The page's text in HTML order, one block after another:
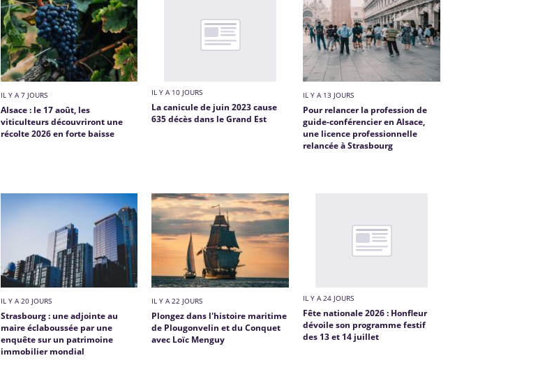
IL Y A 7 JOURS
Alsace : le 17 août, les
viticulteurs découvriront une
récolte 2026 en forte baisse
IL Y A 10 JOURS
La canicule de juin 2023 cause
635 décès dans le Grand Est
IL Y A 13 JOURS
Pour relancer la profession de
guide-conférencier en Alsace,
une licence professionnelle
relancée à Strasbourg
IL Y A 20 JOURS
Strasbourg : une adjointe au
maire éclaboussée par une
enquête sur un patrimoine
immobilier mondial
IL Y A 22 JOURS
Plongez dans l'histoire maritime
de Plougonvelin et du Conquet
avec Loïc Menguy
IL Y A 24 JOURS
Fête nationale 2026 : Honfleur
dévoile son programme festif
des 13 et 14 juillet